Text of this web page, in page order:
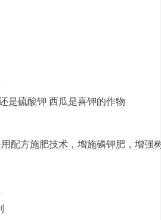
是硫酸钾 西瓜是喜钾的作物
配方施肥技术，增施磷钾肥，增强